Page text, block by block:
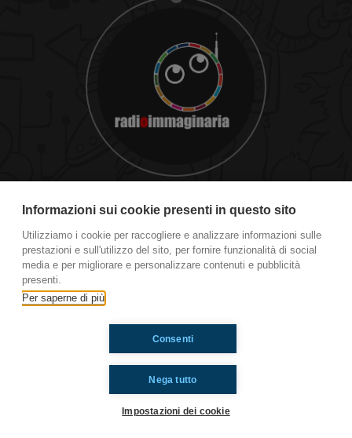
Third Base
Ti è piaciuto? Condividilo!
Informazioni sui cookie presenti in questo sito
Utilizziamo i cookie per raccogliere e analizzare informazioni sulle
prestazioni e sull'utilizzo del sito, per fornire funzionalità di social
media e per migliorare e personalizzare contenuti e pubblicità
presenti.
Per saperne di più
Nega tutto
Consenti
Impostazioni dei cookie